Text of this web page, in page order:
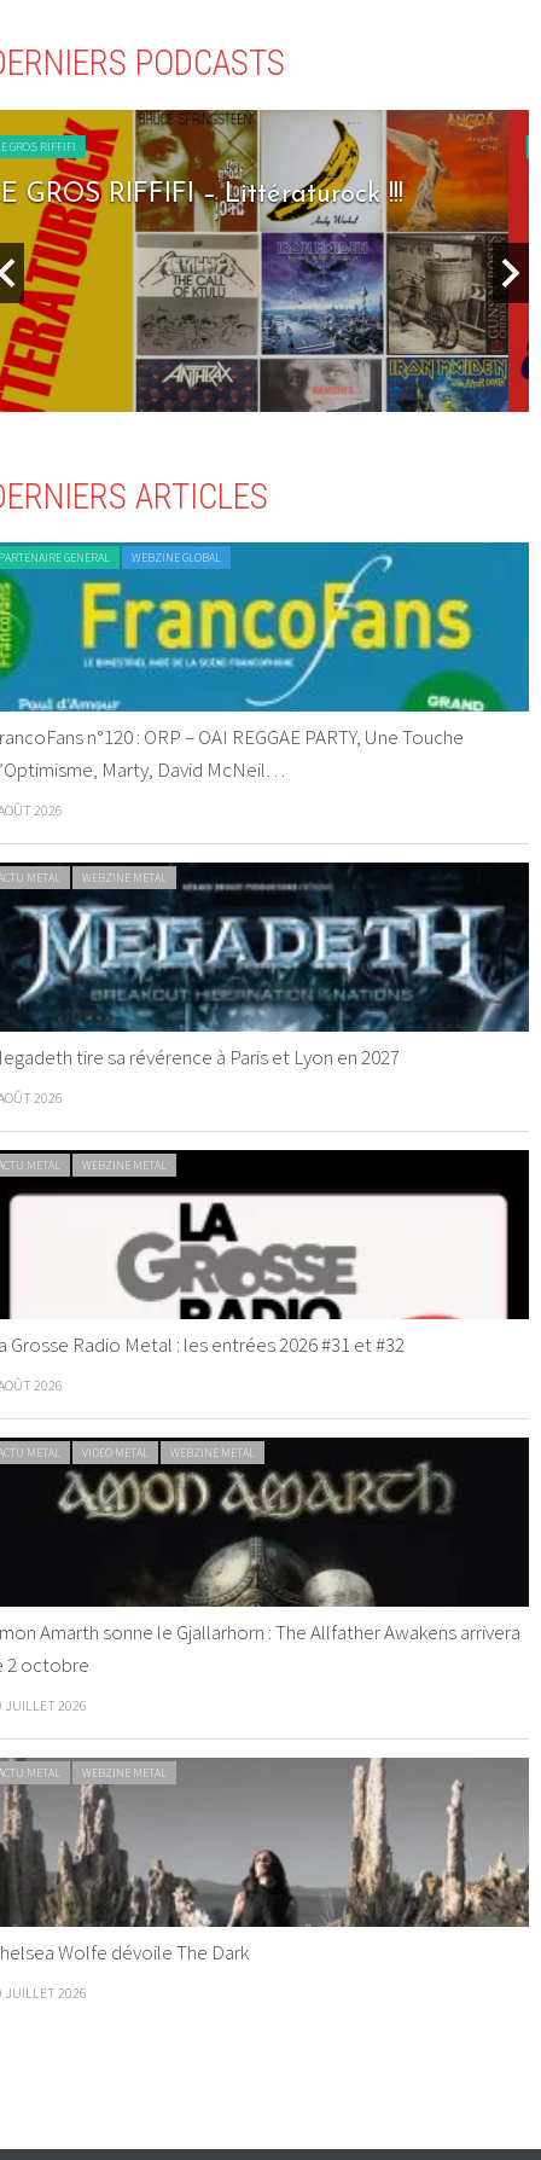
PODCASTS
LE GROS RIFFIFI
LE GROS RIFFIFI – Seven Days To Rock !!!
ARTICLES
GENERAL WEBZINE GLOBAL
n°120 : ORP – OAI REGGAE PARTY, Une Touche
Marty, David McNeil…
2026
METAL WEBZINE METAL
tire sa révérence à Paris et Lyon en 2027
2026
METAL WEBZINE METAL
Grosse Radio Metal : les entrées 2026 #31 et #32
2026
METAL VIDEO METAL WEBZINE METAL
Amarth sonne le Gjallarhorn : The Allfather Awakens arrivera
2 octobre
JUILLET 2026
METAL WEBZINE METAL
Wolfe dévoile The Dark
JUILLET 2026